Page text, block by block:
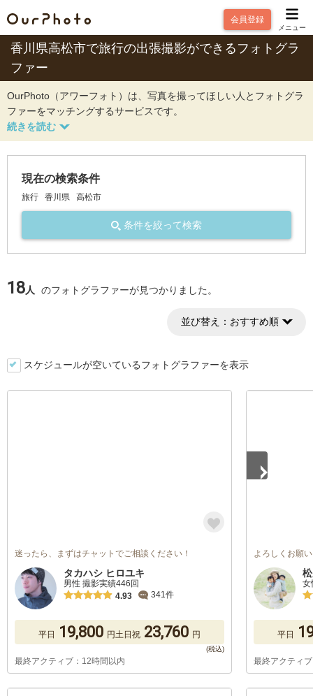
会員登録
メニュー
香川県高松市で旅行の出張撮影ができるフォトグラ
ファー
OurPhoto（アワーフォト）は、写真を撮ってほしい人とフォトグラ
ファーをマッチングするサービスです。
現在の検索条件
旅行 香川県 高松市
条件を絞って検索
18人 のフォトグラファーが見つかりました。
並び替え： おすすめ順
スケジュールが空いているフォトグラファーを表示
迷ったら、まずはチャットでご相談ください！
タカハシ ヒロユキ
男性 撮影実績446回
4.93
341件
平日 19,800 円土日祝 23,760 円
最終アクティブ：12時間以内
よろしくお願
女
平日
最終アクティ